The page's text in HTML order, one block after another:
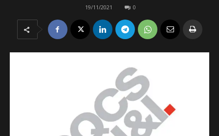
19/11/2021 0